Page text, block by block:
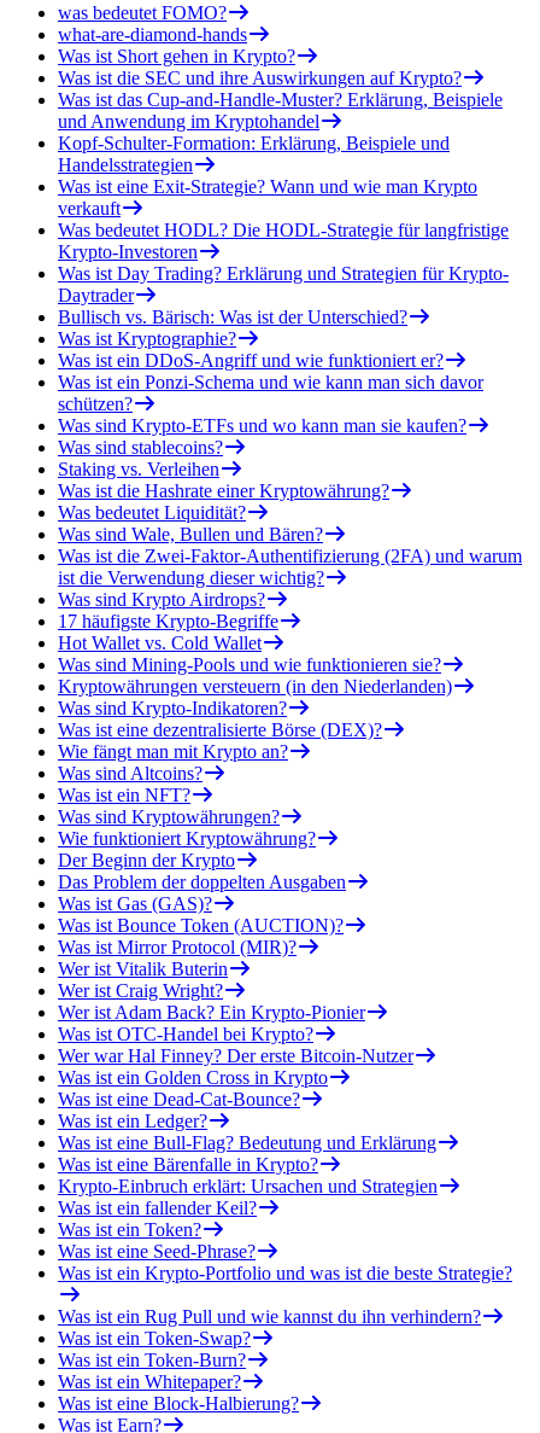
was bedeutet FOMO?
what-are-diamond-hands
Was ist Short gehen in Krypto?
Was ist die SEC und ihre Auswirkungen auf Krypto?
Was ist das Cup-and-Handle-Muster? Erklärung, Beispiele
und Anwendung im Kryptohandel
Kopf-Schulter-Formation: Erklärung, Beispiele und
Handelsstrategien
Was ist eine Exit-Strategie? Wann und wie man Krypto
verkauft
Was bedeutet HODL? Die HODL-Strategie für langfristige
Krypto-Investoren
Was ist Day Trading? Erklärung und Strategien für Krypto-
Daytrader
Bullisch vs. Bärisch: Was ist der Unterschied?
Was ist Kryptographie?
Was ist ein DDoS-Angriff und wie funktioniert er?
Was ist ein Ponzi-Schema und wie kann man sich davor
schützen?
Was sind Krypto-ETFs und wo kann man sie kaufen?
Was sind stablecoins?
Staking vs. Verleihen
Was ist die Hashrate einer Kryptowährung?
Was bedeutet Liquidität?
Was sind Wale, Bullen und Bären?
Was ist die Zwei-Faktor-Authentifizierung (2FA) und warum
ist die Verwendung dieser wichtig?
Was sind Krypto Airdrops?
17 häufigste Krypto-Begriffe
Hot Wallet vs. Cold Wallet
Was sind Mining-Pools und wie funktionieren sie?
Kryptowährungen versteuern (in den Niederlanden)
Was sind Krypto-Indikatoren?
Was ist eine dezentralisierte Börse (DEX)?
Wie fängt man mit Krypto an?
Was sind Altcoins?
Was ist ein NFT?
Was sind Kryptowährungen?
Wie funktioniert Kryptowährung?
Der Beginn der Krypto
Das Problem der doppelten Ausgaben
Was ist Gas (GAS)?
Was ist Bounce Token (AUCTION)?
Was ist Mirror Protocol (MIR)?
Wer ist Vitalik Buterin
Wer ist Craig Wright?
Wer ist Adam Back? Ein Krypto-Pionier
Was ist OTC-Handel bei Krypto?
Wer war Hal Finney? Der erste Bitcoin-Nutzer
Was ist ein Golden Cross in Krypto
Was ist eine Dead-Cat-Bounce?
Was ist ein Ledger?
Was ist eine Bull-Flag? Bedeutung und Erklärung
Was ist eine Bärenfalle in Krypto?
Krypto-Einbruch erklärt: Ursachen und Strategien
Was ist ein fallender Keil?
Was ist ein Token?
Was ist eine Seed-Phrase?
Was ist ein Krypto-Portfolio und was ist die beste Strategie?
Was ist ein Rug Pull und wie kannst du ihn verhindern?
Was ist ein Token-Swap?
Was ist ein Token-Burn?
Was ist ein Whitepaper?
Was ist eine Block-Halbierung?
Was ist Earn?